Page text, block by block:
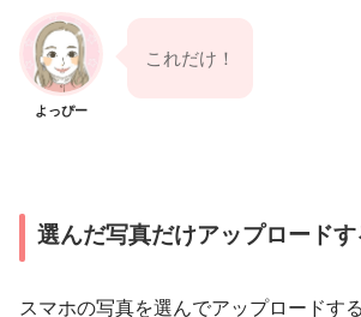
よっぴー
これだけ！
選んだ写真だけアップロード
スマホの写真を選んでアップロードす